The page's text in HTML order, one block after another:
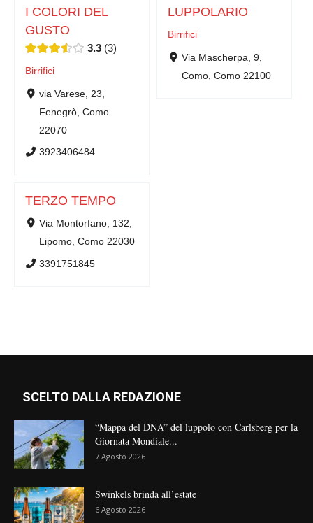
I COLORI DEL
GUSTO
3.3 3
Birrifici
via Varese, 23,
Fenegrò, Como
22070
3923406484
LUPPOLARIO
Birrifici
Via Mascherpa, 9,
Como, Como 22100
TERZO TEMPO
Via Montorfano, 132,
Lipomo, Como 22030
3391751845
SCELTO DALLA REDAZIONE
“Mappa del DNA” del luppolo con Carlsberg per la
Giornata Mondiale...
7 Agosto 2026
Swinkels brinda all’estate
6 Agosto 2026